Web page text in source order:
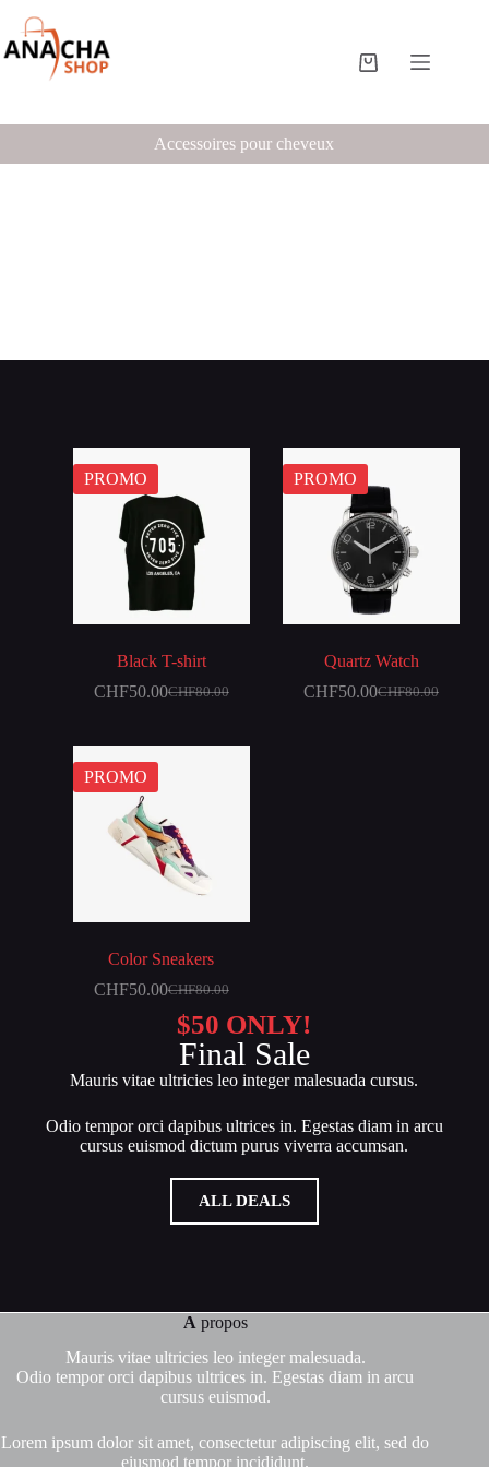
Accessoires pour cheveux
PROMO
Black T-shirt
CHF80.00
CHF50.00
PROMO
Quartz Watch
CHF80.00
CHF50.00
PROMO
Color Sneakers
CHF80.00
CHF50.00
$50 ONLY!
Final Sale
Mauris vitae ultricies leo integer malesuada cursus.
Odio tempor orci dapibus ultrices in. Egestas diam in arcu
cursus euismod dictum purus viverra accumsan.
ALL DEALS
A propos
Mauris vitae ultricies leo integer malesuada.
Odio tempor orci dapibus ultrices in. Egestas diam in arcu
cursus euismod.
Lorem ipsum dolor sit amet, consectetur adipiscing elit, sed do
eiusmod tempor incididunt.